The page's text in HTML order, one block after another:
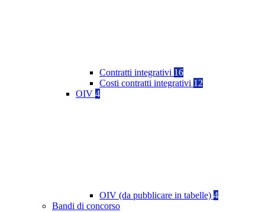
Contratti integrativi 16
Costi contratti integrativi 12
OIV 4
OIV (da pubblicare in tabelle) 4
Bandi di concorso